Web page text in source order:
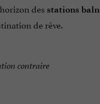
des stations
de rêve.
contraire